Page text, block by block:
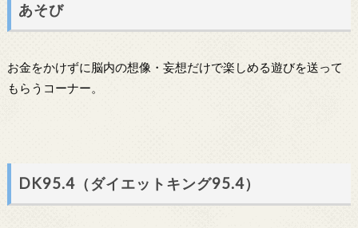
あそび
お金をかけずに脳内の想像・妄想だけで楽しめる遊びを送って
もらうコーナー。
DK95.4（ダイエットキング95.4）